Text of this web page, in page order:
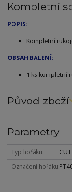
Kompletní
POPIS:
Kompletní
OBSAH BALENÍ:
1 ks kompletní
Původ zboží
Parametry
Typ hořáku
CUT
Označení hořáku